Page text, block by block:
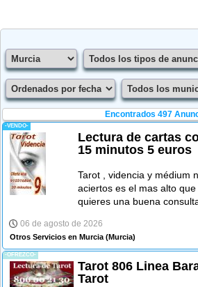
Encontrados 497
-VENDO-
Lectura de cartas
15 minutos 5 euros
Tarot , videncia y médium
aciertos es el mas alto
quieres una buena
06 de agosto de 2026
Otros Servicios en Murcia (Murcia)
-OFREZCO-
Tarot 806 Linea
Tarot